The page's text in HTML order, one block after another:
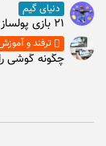
دنیای گیم
۲۱ بازی پولساز برتر جهان برای کسب درآمد از بازی
ترفند و
چگونه گوشی